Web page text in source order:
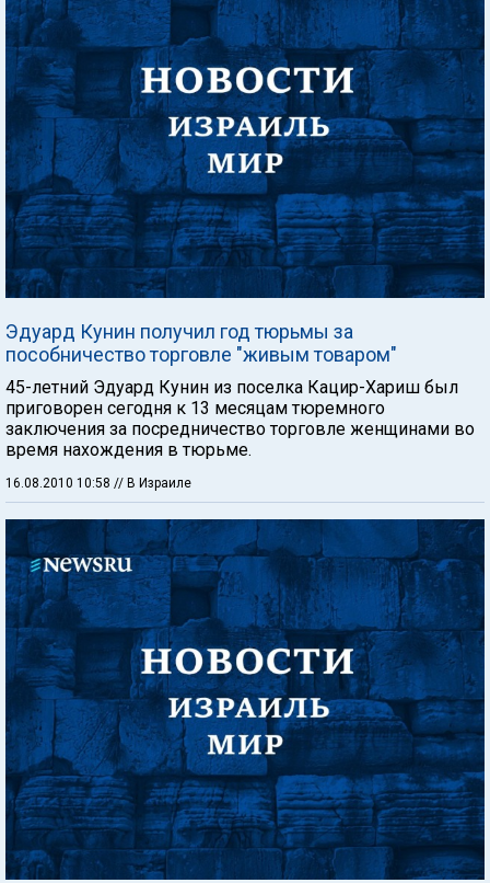
Эдуард Кунин получил год тюрьмы за
пособничество торговле "живым товаром"
45-летний Эдуард Кунин из поселка Кацир-Хариш был
приговорен сегодня к 13 месяцам тюремного
заключения за посредничество торговле женщинами во
время нахождения в тюрьме.
16.08.2010 10:58 // В Израиле